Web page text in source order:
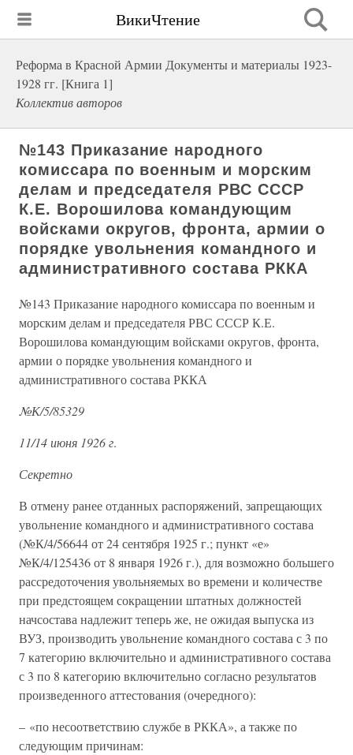
ВикиЧтение
Реформа в Красной Армии Документы и материалы 1923-
1928 гг. [Книга 1]
Коллектив авторов
№143 Приказание народного
комиссара по военным и морским
делам и председателя РВС СССР
К.Е. Ворошилова командующим
войсками округов, фронта, армии о
порядке увольнения командного и
административного состава РККА
№143 Приказание народного комиссара по военным и
морским делам и председателя РВС СССР К.Е.
Ворошилова командующим войсками округов, фронта,
армии о порядке увольнения командного и
административного состава РККА
№К/5/85329
11/14 июня 1926 г.
Секретно
В отмену ранее отданных распоряжений, запрещающих
увольнение командного и административного состава
(№К/4/56644 от 24 сентября 1925 г.; пункт «е»
№К/4/125436 от 8 января 1926 г.), для возможно большего
рассредоточения увольняемых во времени и количестве
при предстоящем сокращении штатных должностей
начсостава надлежит теперь же, не ожидая выпуска из
ВУЗ, производить увольнение командного состава с 3 по
7 категорию включительно и административного состава
с 3 по 8 категорию включительно согласно результатов
произведенного аттестования (очередного):
– «по несоответствию службе в РККА», а также по
следующим причинам: